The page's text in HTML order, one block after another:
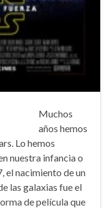
Muchos
años hemos
Lo hemos
nuestra infancia o
el nacimiento de un
las galaxias fue el
de película que